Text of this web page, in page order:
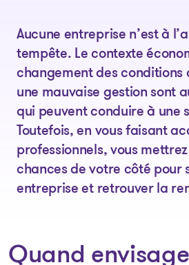
Aucune entreprise n’est à
tempête. Le contexte
changement des conditions
une mauvaise gestion sont
qui peuvent conduire à une
Toutefois, en vous faisant
professionnels, vous
chances de votre côté pour
entreprise et retrouver la
Quand